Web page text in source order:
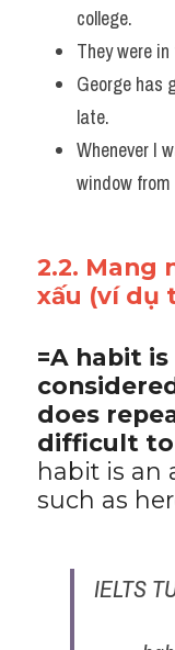
college.
They were
George has
late.
Whenever I
window
2.2. Mang
xấu (ví dụ
=A habit
does
difficult
habit is an
such as
IELTS